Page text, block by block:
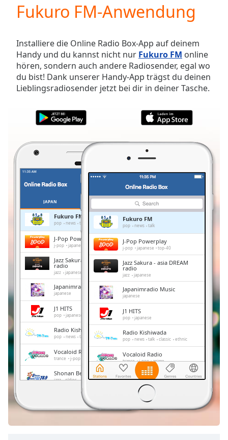
Video
Skip
Backward
Skip
Forward
Mute
Current
Duration-:-
0.00%
Stream
TypeLIVE
Seek to
LIVE
Remaining
Time-
Playback
Chapters
Descriptions
descriptions
off,
Subtitles
subtitles
Fukuro FM-Anwendung
Installiere die Online Radio Box-App auf deinem
Handy und du kannst nicht nur Fukuro FM online
hören, sondern auch andere Radiosender, egal wo
du bist! Dank unserer Handy-App trägst du deinen
Lieblingsradiosender jetzt bei dir in deiner Tasche.
JAPAN
Fukuro FM
pop news talk
J-Pop Powerplay
j-pop japanese top-40
Jazz Sakura - asia DREAM
radio
jazz japanese
Japanimradio Music
japanese
J1 HITS
pop japanese
Radio Kishiwada
pop news talk classic ethnic
Vocaloid Radio
trance j-pop
Shonan Beach FM
jazz oldies adult contemporary hits
japan
Fukuro FM
pop news talk
J-Pop Powerplay
j-pop japanese top-40
Jazz Sakura - asia DREAM
radio
jazz japanese
Japanimradio Music
japanese
J1 HITS
pop japanese
Radio Kishiwada
pop news talk classic ethnic
Vocaloid Radio
trance j-pop anime
Shonan Beach FM
FM 845
japan